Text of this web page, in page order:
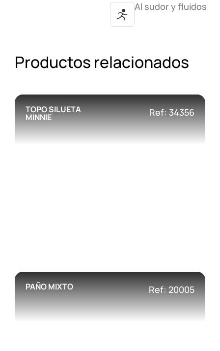
Al sudor y fluidos
Productos relacionados
TOPO SILUETA
MINNIE Ref: 34356
PAÑO MIXTO Ref: 20005